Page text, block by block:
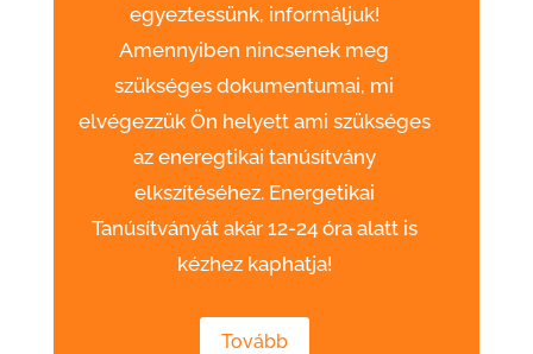
egyeztessünk, informáljuk!
Amennyiben nincsenek meg
szükséges dokumentumai, mi
elvégezzük Ön helyett ami szükséges
az eneregtikai tanúsítvány
elkszítéséhez. Energetikai
Tanúsítványát akár 12-24 óra alatt is
kézhez kaphatja!
Tovább